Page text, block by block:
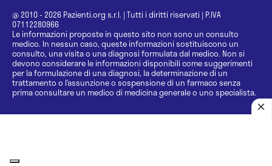
@ 2010 - 2026 Pazienti.org s.r.l. | Tutti i diritti riservati | P.IVA
07112280966
Le informazioni proposte in questo sito non sono un consulto
medico. In nessun caso, queste informazioni sostituiscono un
consulto, una visita o una diagnosi formulata dal medico. Non si
devono considerare le informazioni disponibili come suggerimenti
per la formulazione di una diagnosi, la determinazione di un
trattamento o l’assunzione o sospensione di un farmaco senza
prima consultare un medico di medicina generale o uno specialista.